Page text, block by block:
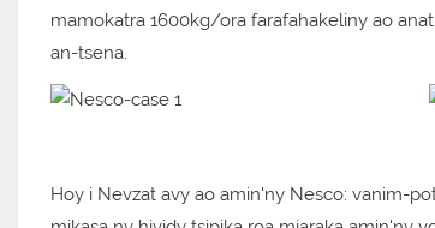
mamokatra 1600kg/ora farafahakeliny ao
an-tsena.
Hoy i Nevzat avy ao amin'ny Nesco: vanim-